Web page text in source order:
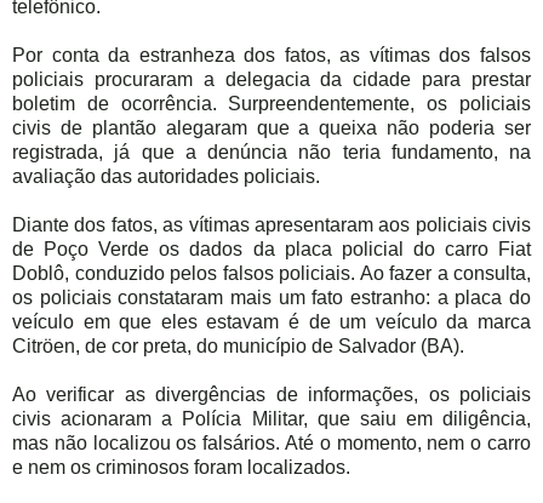
telefônico.
Por conta da estranheza dos fatos, as vítimas dos falsos
policiais procuraram a delegacia da cidade para prestar
boletim de ocorrência. Surpreendentemente, os policiais
civis de plantão alegaram que a queixa não poderia ser
registrada, já que a denúncia não teria fundamento, na
avaliação das autoridades policiais.
Diante dos fatos, as vítimas apresentaram aos policiais civis
de Poço Verde os dados da placa policial do carro Fiat
Doblô, conduzido pelos falsos policiais. Ao fazer a consulta,
os policiais constataram mais um fato estranho: a placa do
veículo em que eles estavam é de um veículo da marca
Citröen, de cor preta, do município de Salvador (BA).
Ao verificar as divergências de informações, os policiais
civis acionaram a Polícia Militar, que saiu em diligência,
mas não localizou os falsários. Até o momento, nem o carro
e nem os criminosos foram localizados.